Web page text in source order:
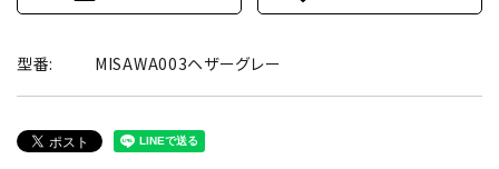
型番: MISAWA003ヘザーグレー